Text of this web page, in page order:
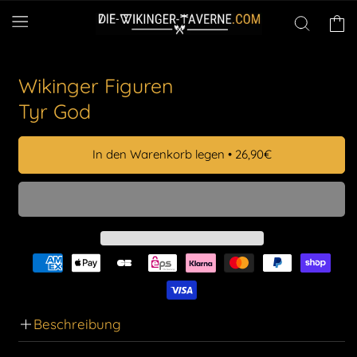
zum
Inhalt
Wikinger Figuren
Tyr God
In den Warenkorb legen • 26,90€
Beschreibung